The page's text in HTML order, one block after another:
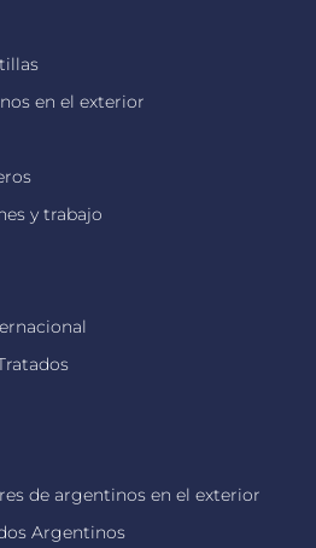
en el exterior
y trabajo
de argentinos en el exterior
Argentinos